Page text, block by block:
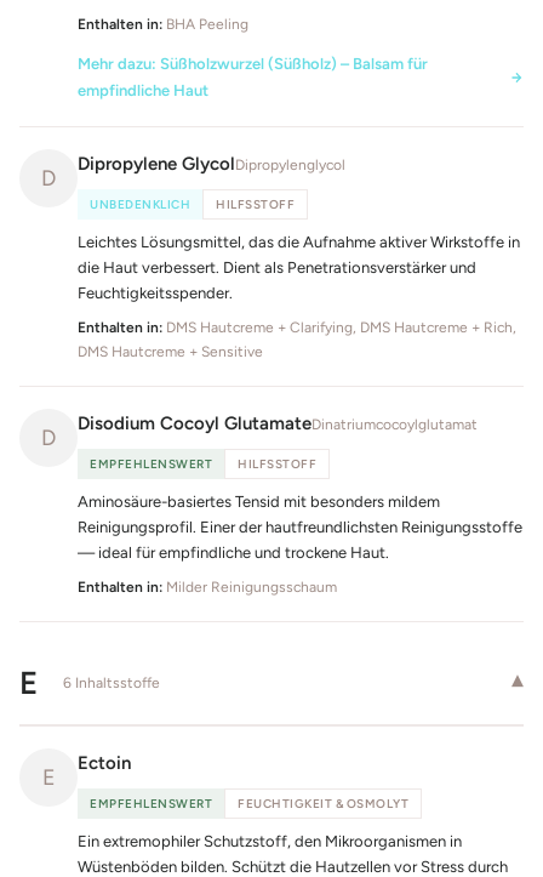
Enthalten in: BHA Peeling
Mehr dazu: Süßholzwurzel (Süßholz) – Balsam für
empfindliche Haut
D
Dipropylene GlycolDipropylenglycol
UNBEDENKLICH HILFSSTOFF
Leichtes Lösungsmittel, das die Aufnahme aktiver Wirkstoffe in
die Haut verbessert. Dient als Penetrationsverstärker und
Feuchtigkeitsspender.
Enthalten in: DMS Hautcreme + Clarifying, DMS Hautcreme + Rich,
DMS Hautcreme + Sensitive
D
Disodium Cocoyl GlutamateDinatriumcocoylglutamat
EMPFEHLENSWERT HILFSSTOFF
Aminosäure-basiertes Tensid mit besonders mildem
Reinigungsprofil. Einer der hautfreundlichsten Reinigungsstoffe
— ideal für empfindliche und trockene Haut.
Enthalten in: Milder Reinigungsschaum
E 6 Inhaltsstoffe ▾
E
Ectoin
EMPFEHLENSWERT FEUCHTIGKEIT & OSMOLYT
Ein extremophiler Schutzstoff, den Mikroorganismen in
Wüstenböden bilden. Schützt die Hautzellen vor Stress durch